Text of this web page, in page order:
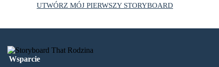
UTWÓRZ MÓJ PIERWSZY STORYBOARD
Wsparcie